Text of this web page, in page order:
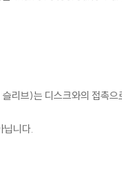
리브)는 디스크와의 접촉으
닙니다.